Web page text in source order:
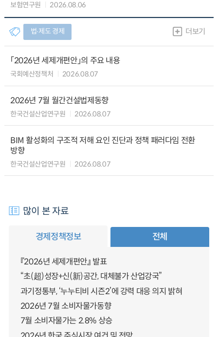
보험연구원 2026.08.06
법∙제도 경제 더보기
「2026년 세제개편안」의 주요 내용
국회예산정책처 2026.08.07
2026년 7월 월간건설법제동향
한국건설산업연구원 2026.08.07
BIM 활성화의 구조적 저해 요인 진단과 정책 패러다임 전환
방향
한국건설산업연구원 2026.08.07
많이 본 자료
경제정책정보 전체
『2026년 세제개편안』 발표
“초(超)성장+신(新)공간, 대체불가 산업강국”
과기정통부, ‘누누티비 시즌2’에 강력 대응 의지 밝혀
2026년 7월 소비자물가동향
7월 소비자물가는 2.8% 상승